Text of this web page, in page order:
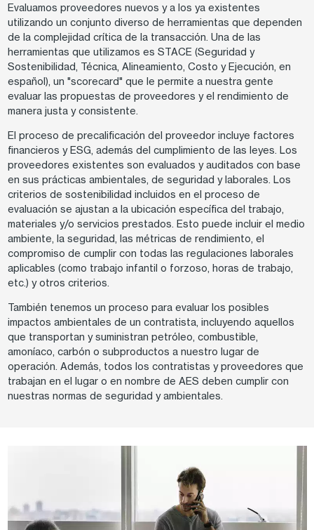
Evaluamos proveedores nuevos y a los ya existentes
utilizando un conjunto diverso de herramientas que dependen
de la complejidad crítica de la transacción. Una de las
herramientas que utilizamos es STACE (Seguridad y
Sostenibilidad, Técnica, Alineamiento, Costo y Ejecución, en
español), un "scorecard" que le permite a nuestra gente
evaluar las propuestas de proveedores y el rendimiento de
manera justa y consistente.
El proceso de precalificación del proveedor incluye factores
financieros y ESG, además del cumplimiento de las leyes. Los
proveedores existentes son evaluados y auditados con base
en sus prácticas ambientales, de seguridad y laborales. Los
criterios de sostenibilidad incluidos en el proceso de
evaluación se ajustan a la ubicación específica del trabajo,
materiales y/o servicios prestados. Esto puede incluir el medio
ambiente, la seguridad, las métricas de rendimiento, el
compromiso de cumplir con todas las regulaciones laborales
aplicables (como trabajo infantil o forzoso, horas de trabajo,
etc.) y otros criterios.
También tenemos un proceso para evaluar los posibles
impactos ambientales de un contratista, incluyendo aquellos
que transportan y suministran petróleo, combustible,
amoníaco, carbón o subproductos a nuestro lugar de
operación. Además, todos los contratistas y proveedores que
trabajan en el lugar o en nombre de AES deben cumplir con
nuestras normas de seguridad y ambientales.